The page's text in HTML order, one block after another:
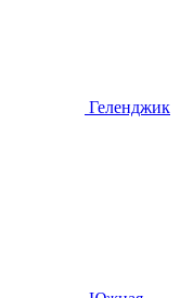
Геленджик